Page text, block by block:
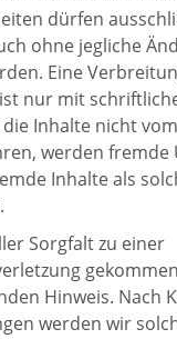
dürfen
ohne jegliche
Eine
nur mit
die Inhalte nicht
werden fremde
Inhalte als
Sorgfalt zu einer
Hinweis. Nach
werden wir